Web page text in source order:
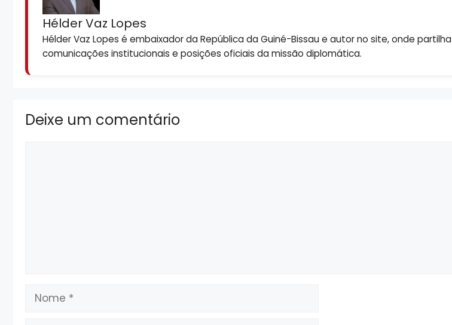
Hélder Vaz Lopes
Hélder Vaz Lopes é embaixador da República da Guiné-Bissau e autor no site, onde partilha
comunicações institucionais e posições oficiais da missão diplomática.
Deixe um comentário
Nome